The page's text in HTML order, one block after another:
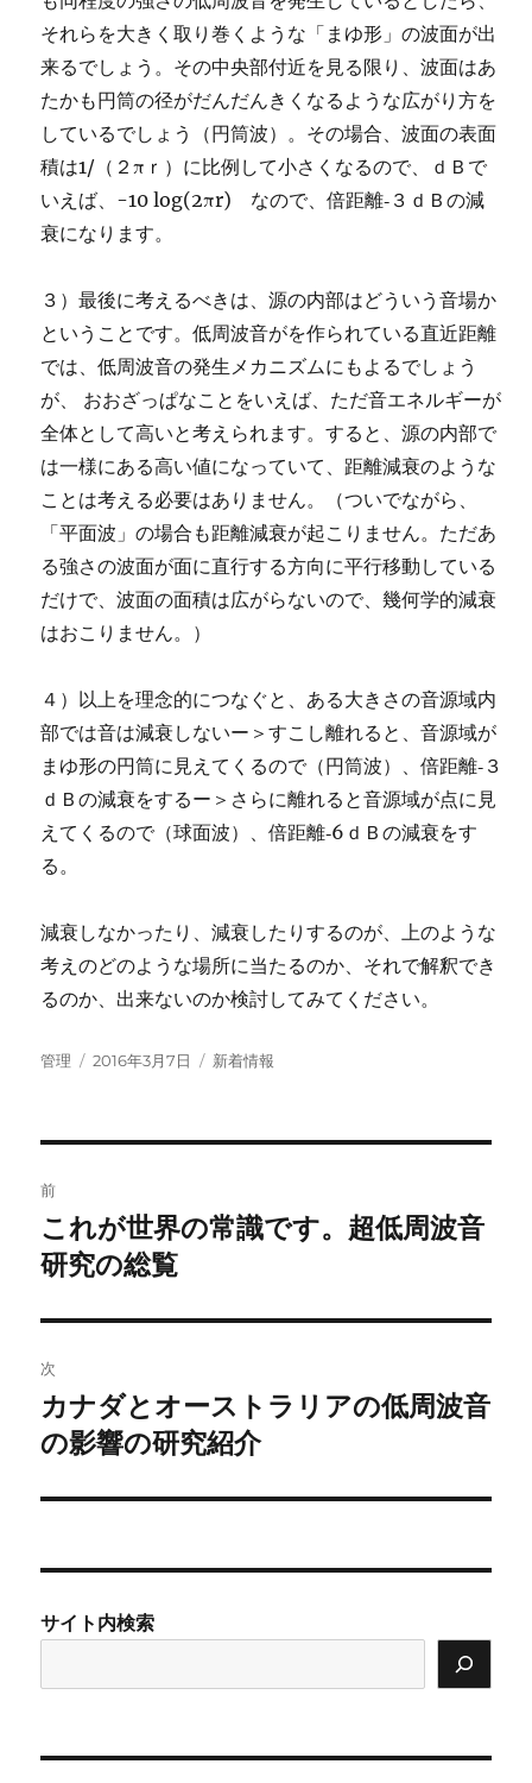
それらを大きく取り巻くような「まゆ形」の波面が出
来るでしょう。その中央部付近を見る限り、波面はあ
たかも円筒の径がだんだんきくなるような広がり方を
しているでしょう（円筒波）。その場合、波面の表面
積は1/（２πｒ）に比例して小さくなるので、ｄＢで
いえば、-10 log(2πr) なので、倍距離‐３ｄＢの減
衰になります。
３）最後に考えるべきは、源の内部はどういう音場か
ということです。低周波音がを作られている直近距離
では、低周波音の発生メカニズムにもよるでしょう
が、 おおざっぱなことをいえば、ただ音エネルギーが
全体として高いと考えられます。すると、源の内部で
は一様にある高い値になっていて、距離減衰のような
ことは考える必要はありません。（ついでながら、
「平面波」の場合も距離減衰が起こりません。ただあ
る強さの波面が面に直行する方向に平行移動している
だけで、波面の面積は広がらないので、幾何学的減衰
はおこりません。）
４）以上を理念的につなぐと、ある大きさの音源域内
部では音は減衰しないー＞すこし離れると、音源域が
まゆ形の円筒に見えてくるので（円筒波）、倍距離‐３
ｄＢの減衰をするー＞さらに離れると音源域が点に見
えてくるので（球面波）、倍距離‐6ｄＢの減衰をす
る。
減衰しなかったり、減衰したりするのが、上のような
考えのどのような場所に当たるのか、それで解釈でき
るのか、出来ないのか検討してみてください。
投
管理
投
2016年3月7日
カ
新着情報
稿
ナ
ビ
ゲ
ー
ン
前
前
の
稿:
これが世界の常識です。超低周波音
研究の総覧
次
次
の
稿:
カナダとオーストラリアの低周波音
の影響の研究紹介
サイト内検索